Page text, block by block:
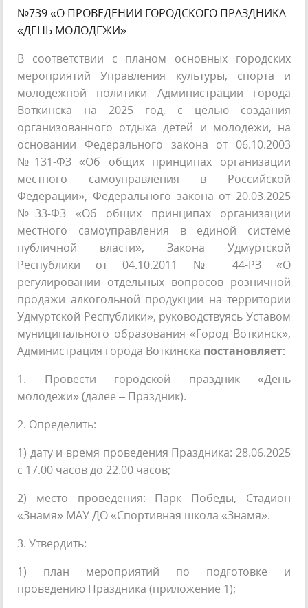
№739 «О ПРОВЕДЕНИИ ГОРОДСКОГО ПРАЗДНИКА
«ДЕНЬ МОЛОДЕЖИ»
В соответствии с планом основных городских
мероприятий Управления культуры, спорта и
молодежной политики Администрации города
Воткинска на 2025 год, с целью создания
организованного отдыха детей и молодежи, на
основании Федерального закона от 06.10.2003
№131-ФЗ «Об общих принципах организации
местного самоуправления в Российской
Федерации», Федерального закона от 20.03.2025
№33-ФЗ «Об общих принципах организации
местного самоуправления в единой системе
публичной власти», Закона Удмуртской
Республики от 04.10.2011 № 44-РЗ «О
регулировании отдельных вопросов розничной
продажи алкогольной продукции на территории
Удмуртской Республики», руководствуясь Уставом
муниципального образования «Город Воткинск»,
Администрация города Воткинска постановляет:
1. Провести городской праздник «День
молодежи» (далее – Праздник).
2. Определить:
1) дату и время проведения Праздника: 28.06.2025
с 17.00 часов до 22.00 часов;
2) место проведения: Парк Победы, Стадион
«Знамя» МАУ ДО «Спортивная школа «Знамя».
3. Утвердить:
1) план мероприятий по подготовке и
проведению Праздника (приложение 1);